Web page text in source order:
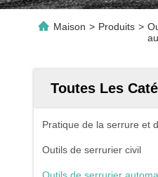
Maison > Produits >
Toutes Les
Pratique de la serrure et
Outils de serrurier civil